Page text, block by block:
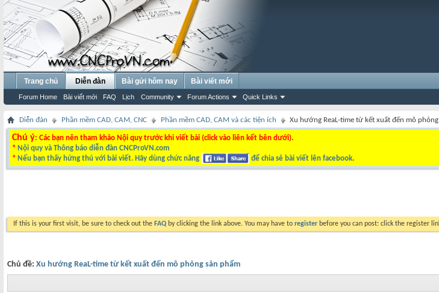
Trang chủ Diễn đàn
Forum Home Bài viết mới FAQ Lịch Community Forum Actions Quick Links
Bài gửi hôm nay Bài viết mới
Diễn đàn Phần mềm CAD, CAM, CNC Phần mềm CAD, CAM và các tiện ích Xu hướng ReaL-time từ kết xuất đến mô
Chú ý: Các bạn nên tham khảo Nội quy trước khi viết bài (click vào liên kết bên dưới).
* Nội quy và Thông báo diễn đàn CNCProVN.com
* Nếu bạn thấy hứng thú với bài viết. Hãy dùng chức năng để chia sẻ bài viết lên facebook.
If this is your first visit, be sure to check out the FAQ by clicking the link above. You may have to register before you can post: click the register
Chủ đề: Xu hướng ReaL-time từ kết xuất đến mô phỏng sản phẩm